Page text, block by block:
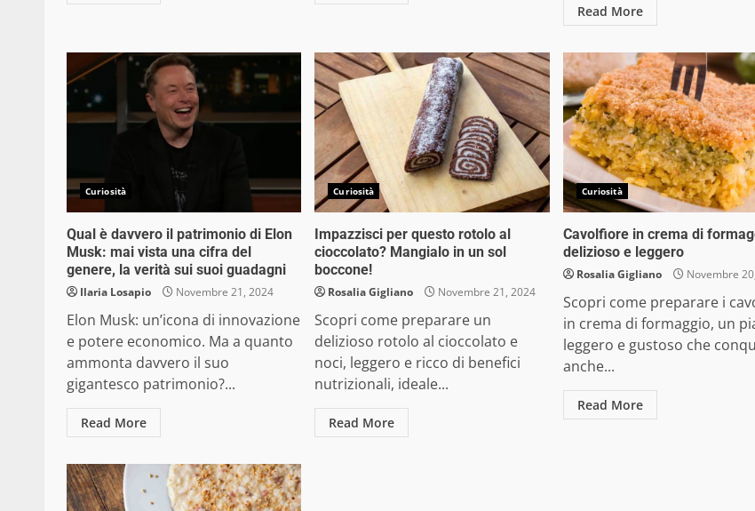
Read More
Curiosità
Qual è davvero il patrimonio di Elon
Musk: mai vista una cifra del
genere, la verità sui suoi guadagni
Ilaria Losapio Novembre 21, 2024
Elon Musk: un’icona di innovazione
e potere economico. Ma a quanto
ammonta davvero il suo
gigantesco patrimonio?...
Read More
Curiosità
Impazzisci per questo rotolo al
cioccolato? Mangialo in un sol
boccone!
Rosalia Gigliano Novembre 21, 2024
Scopri come preparare un
delizioso rotolo al cioccolato e
noci, leggero e ricco di benefici
nutrizionali, ideale...
Read More
Curiosità
Cavolfiore in crema di
delizioso e leggero
Rosalia Gigliano Novembre
Scopri come preparare i
in crema di formaggio, un
leggero e gustoso che
anche...
Read More